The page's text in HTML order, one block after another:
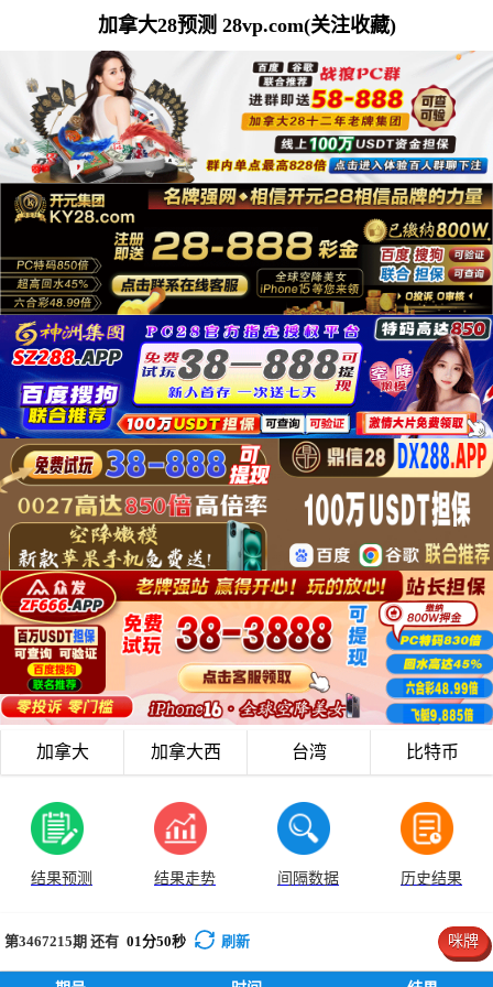
加拿大28预测 28vp.com(关注收藏)
加拿大 加拿大西 台湾 比特币
结果预测 结果走势 间隔数据 历史结果
第3467215期 还有 01分49秒 刷新 咪牌